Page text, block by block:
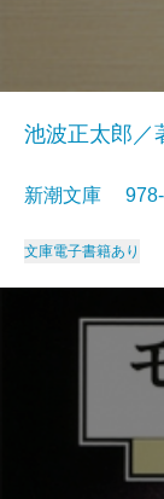
池波正太郎／
新潮文庫
文庫電子書籍あり